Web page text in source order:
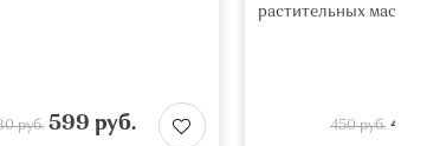
руб.599 руб.
растительных масел
450 руб.